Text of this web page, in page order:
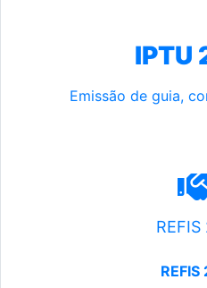
IPTU
Emissão de guia,